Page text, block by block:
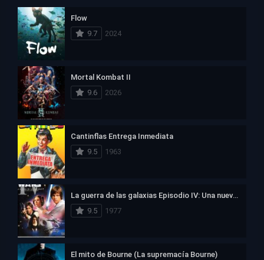
Flow
9.7
2024
Mortal Kombat II
9.6
2026
Cantinflas Entrega Inmediata
9.5
1963
La guerra de las galaxias Episodio IV: Una nueva esperanza
9.5
1977
El mito de Bourne (La supremacía Bourne)